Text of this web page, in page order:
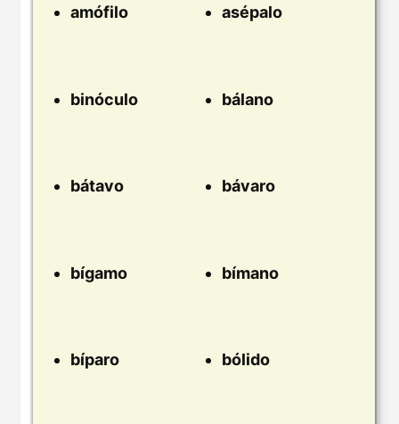
amófilo asépalo
binóculo bálano
bátavo bávaro
bígamo bímano
bíparo bólido